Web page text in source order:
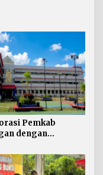
Pemkab
dengan
Satu